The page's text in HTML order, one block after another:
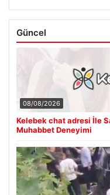
Güncel
08/08/2026
Kelebek chat adresi İle
Muhabbet Deneyimi